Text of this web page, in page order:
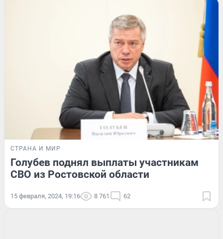
СТРАНА И МИР
Голубев поднял выплаты участникам
СВО из Ростовской области
15 февраля, 2024, 19:16 8 761 62